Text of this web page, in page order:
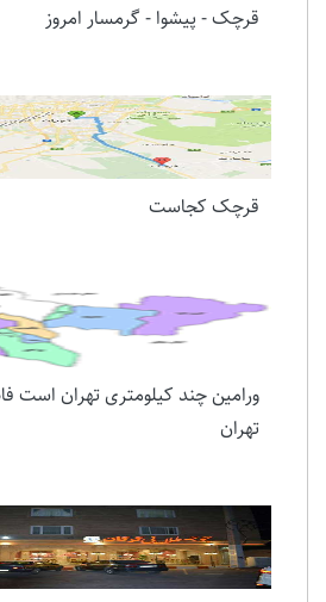
قرچک - پیشوا - گرمسار امروز
قرچک کجاست
ورامین چند کیلومتری تهران است
تهران